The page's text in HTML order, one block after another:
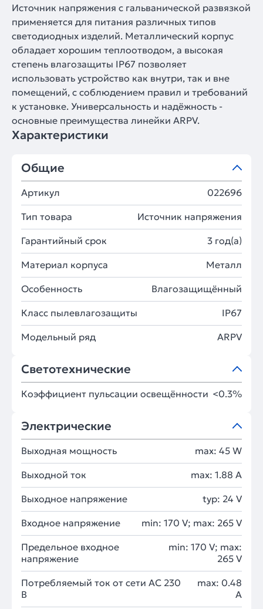
Источник напряжения с гальванической развязкой
применяется для питания различных типов
светодиодных изделий. Металлический корпус
обладает хорошим теплоотводом, а высокая
степень влагозащиты IP67 позволяет
использовать устройство как внутри, так и вне
помещений, с соблюдением правил и требований
к установке. Универсальность и надёжность -
основные преимущества линейки ARPV.
Характеристики
Общие
Артикул 022696
Тип товара Источник напряжения
Гарантийный срок 3 год(а)
Материал корпуса Металл
Особенность Влагозащищённый
Класс пылевлагозащиты IP67
Модельный ряд ARPV
Светотехнические
Коэффициент пульсации освещённости <0.3%
Электрические
Выходная мощность max: 45 W
Выходной ток max: 1.88 A
Выходное напряжение typ: 24 V
Входное напряжение min: 170 V; max: 265 V
Предельное входное
напряжение
min: 170 V; max:
265 V
Потребляемый ток от сети AC 230
В
max: 0.48
A